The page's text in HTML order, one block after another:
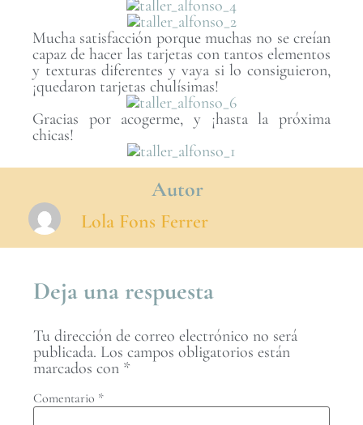
Mucha satisfacción porque muchas no se creían
capaz de hacer las tarjetas con tantos elementos
y texturas diferentes y vaya si lo consiguieron,
¡quedaron tarjetas chulísimas!
Gracias por acogerme, y ¡hasta la próxima
chicas!
Autor
Lola Fons Ferrer
Deja una respuesta
Tu dirección de correo electrónico no será
publicada. Los campos obligatorios están
marcados con *
Comentario *